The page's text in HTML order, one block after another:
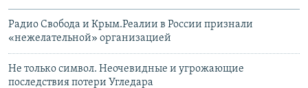
Радио Свобода и Крым.Реалии в России признали
«нежелательной» организацией
Не только символ. Неочевидные и угрожающие
последствия потери Угледара